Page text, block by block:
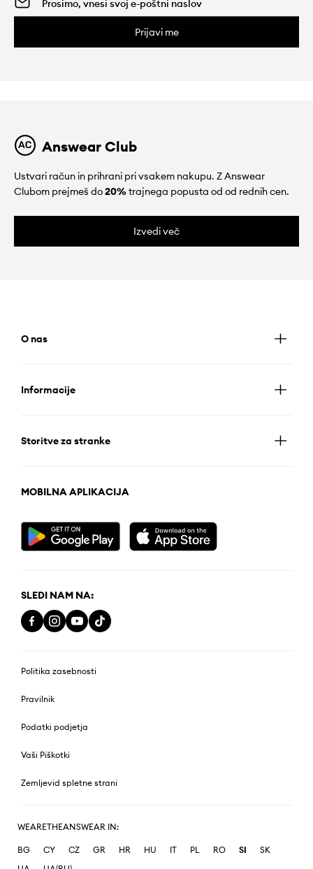
Prijavi me
Answear Club
Ustvari račun in prihrani pri vsakem nakupu. Z Answear
Clubom prejmeš do20%trajnega popusta od od rednih cen.
Izvedi več
O nas
Informacije
Storitve za stranke
MOBILNA APLIKACIJA
SLEDI NAM NA:
Politika zasebnosti
Pravilnik
Podatki podjetja
Vaši Piškotki
Zemljevid spletne strani
WEARETHEANSWEAR IN:
BG CY CZ GR HR HU IT PL RO SI
SK